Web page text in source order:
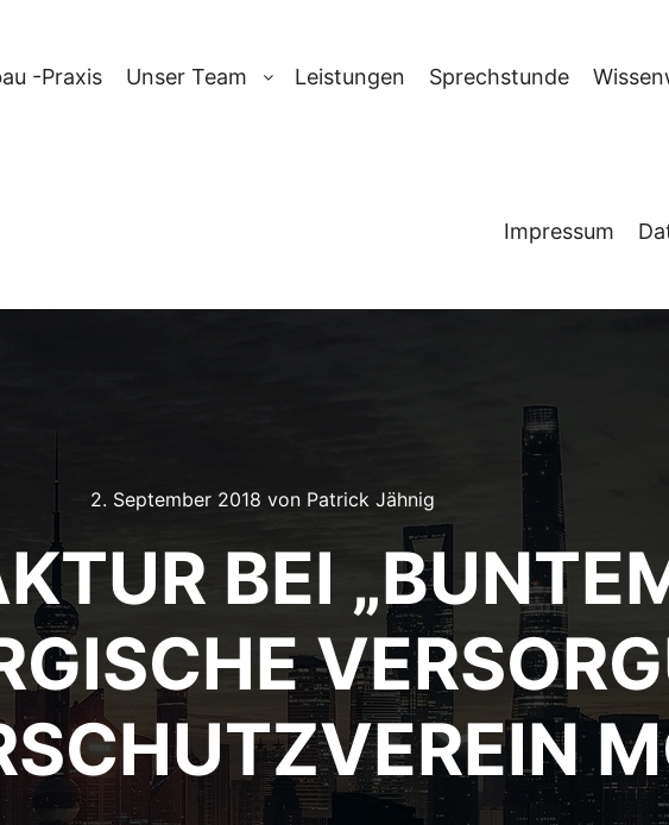
-Praxis Unser Team Leistungen Sprechstunde
Impressum
2. September 2018 von Patrick Jähnig
BEI